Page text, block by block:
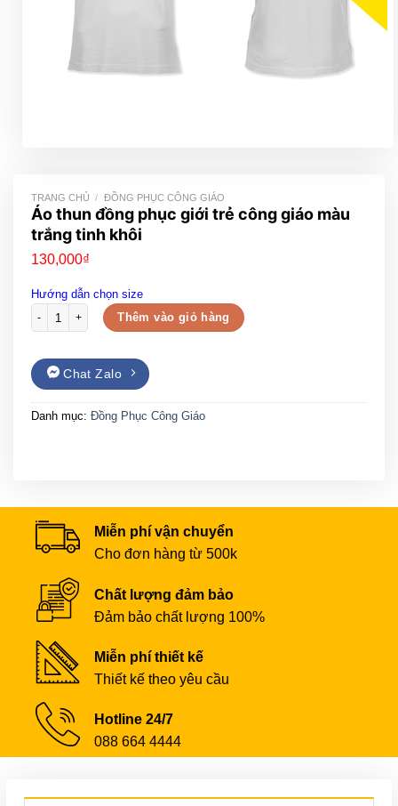
TRANG CHỦ / ĐỒNG PHỤC CÔNG GIÁO
Áo thun đồng phục giới trẻ công giáo màu
trắng tinh khôi
130,000₫
Hướng dẫn chọn size
Áo thun đồng phục giới trẻ công giáo màu trắng tinh khôi số lượng
Thêm vào giỏ hàng
Chat Zalo
Danh mục: Đồng Phục Công Giáo
Miễn phí vận chuyển
Cho đơn hàng từ 500k
Chất lượng đảm bảo
Đảm bảo chất lượng 100%
Miễn phí thiết kế
Thiết kế theo yêu cầu
Hotline 24/7
088 664 4444